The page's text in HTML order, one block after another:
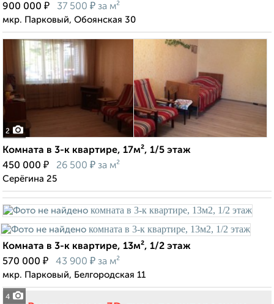
900 000 ₽ 37 500 ₽ за м²
мкр. Парковый, Обоянская 30
2
Комната в 3-к квартире, 17м², 1/5 этаж
450 000 ₽ 26 500 ₽ за м²
Серёгина 25
4
Комната в 3-к квартире, 13м², 1/2 этаж
570 000 ₽ 43 900 ₽ за м²
мкр. Парковый, Белгородская 11